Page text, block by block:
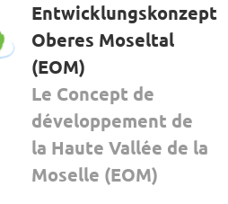
Entwicklungskonzept
Oberes Moseltal
(EOM)
Le Concept de
développement de
la Haute Vallée de la
Moselle (EOM)